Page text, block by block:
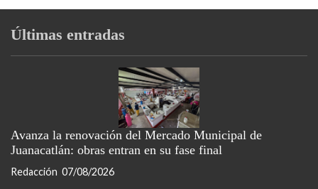
Últimas entradas
Avanza la renovación del Mercado Municipal de
Juanacatlán: obras entran en su fase final
Redacción 07/08/2026